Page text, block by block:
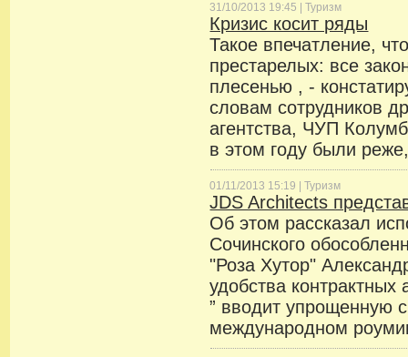
31/10/2013 19:45 |Туризм
Кризис косит ряды
Такое впечатление,
престарелых: все
плесенью , -
словам сотрудников
агентства, ЧУП
в этом году были
01/11/2013 15:19 |Туризм
JDS Architects
Об этом рассказал
Сочинского
"Роза Хутор"
удобства
” вводит упрощенную
международном